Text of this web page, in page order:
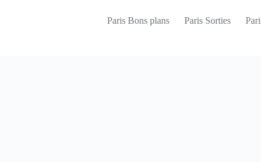
Paris Bons plans Paris Sorties